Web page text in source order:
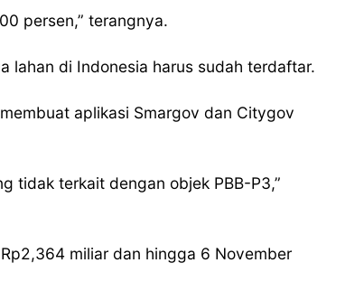
persen,” terangnya.
lahan di Indonesia harus sudah terdaftar.
aplikasi Smargov dan Citygov
tidak terkait dengan objek PBB-P3,”
miliar dan hingga 6 November